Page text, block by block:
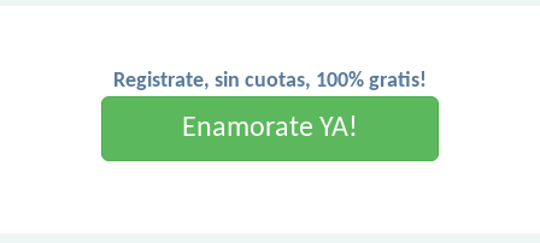
Registrate, sin cuotas, 100% gratis!
Enamorate YA!